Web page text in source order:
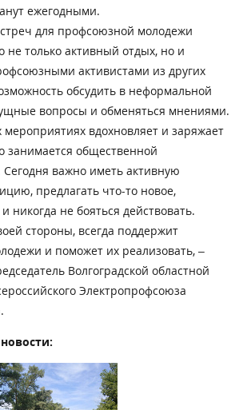
ежегодными.
для профсоюзной молодежи
не только активный отдых, но и
активистами из других
обсудить в неформальной
вопросы и обменяться мнениями.
мероприятиях вдохновляет и заряжает
занимается общественной
Сегодня важно иметь активную
предлагать что-то новое,
никогда не бояться действовать.
стороны, всегда поддержит
и поможет их реализовать, –
Волгоградской областной
Электропрофсоюза